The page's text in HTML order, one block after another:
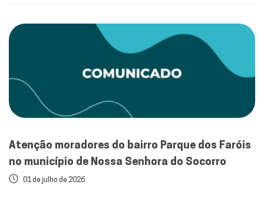
Atenção moradores do bairro Parque dos Faróis
no município de Nossa Senhora do Socorro
01 de julho de 2026